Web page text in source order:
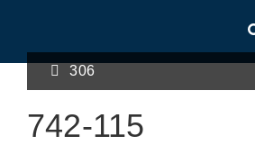
306
742-115